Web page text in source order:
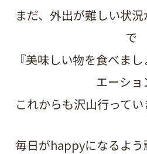
まだ、外出が難しい状
で
『美味しい物を食べまし
エーショ
これからも沢山行ってい
毎日がhappyになるよう